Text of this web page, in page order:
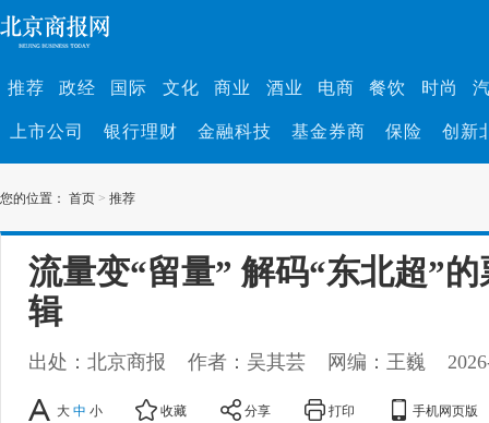
推荐 政经 国际 文化 商业 酒业 电商 餐饮 时尚
上市公司 银行理财 金融科技 基金券商 保险 创新
您的位置： 首页 > 推荐
流量变“留量” 解码“东北超”
辑
出处：北京商报 作者：吴其芸 网编：王巍
大 中 小 收藏 分享 打印 手机网页版